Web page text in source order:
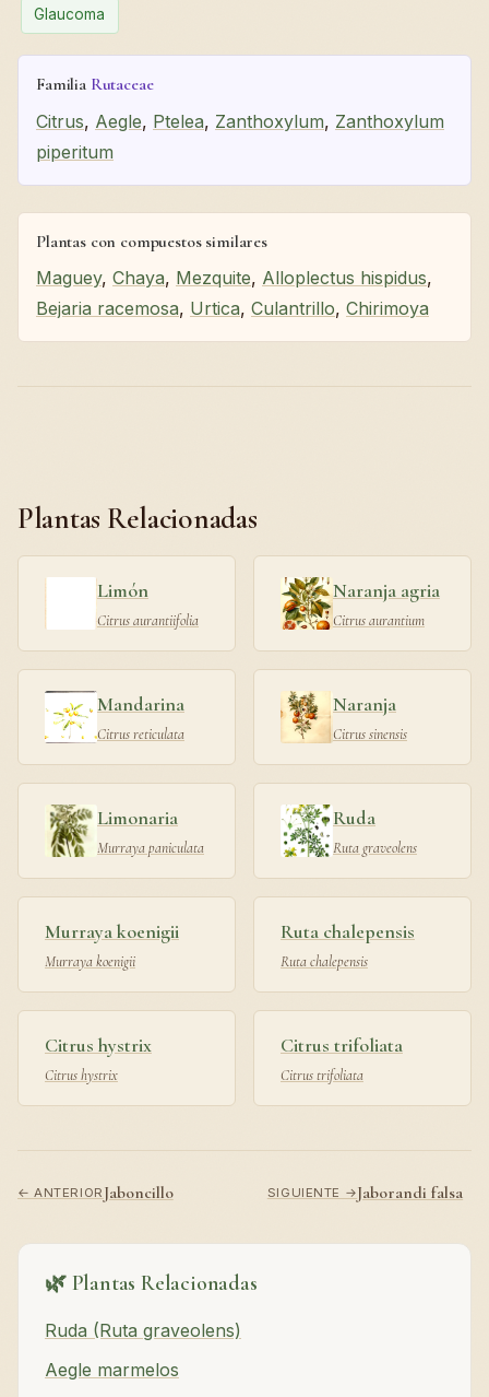
Glaucoma
Familia Rutaceae
Citrus, Aegle, Ptelea, Zanthoxylum, Zanthoxylum
piperitum
Plantas con compuestos similares
Maguey, Chaya, Mezquite, Alloplectus hispidus,
Bejaria racemosa, Urtica, Culantrillo, Chirimoya
Plantas Relacionadas
Limón
Citrus aurantiifolia
Naranja agria
Citrus aurantium
Mandarina
Citrus reticulata
Naranja
Citrus sinensis
Limonaria
Murraya paniculata
Ruda
Ruta graveolens
Murraya koenigii
Murraya koenigii
Ruta chalepensis
Ruta chalepensis
Citrus hystrix
Citrus hystrix
Citrus trifoliata
Citrus trifoliata
← ANTERIORJaboncillo SIGUIENTE →Jaborandi falsa
🌿 Plantas Relacionadas
Ruda (Ruta graveolens)
Aegle marmelos